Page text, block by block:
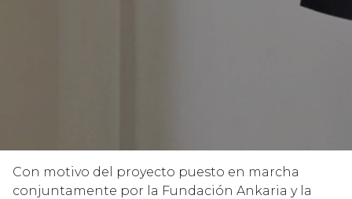
Con motivo del proyecto puesto en marcha
conjuntamente por la Fundación Ankaria y la